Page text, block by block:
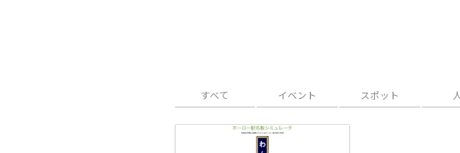
すべて イベント スポット